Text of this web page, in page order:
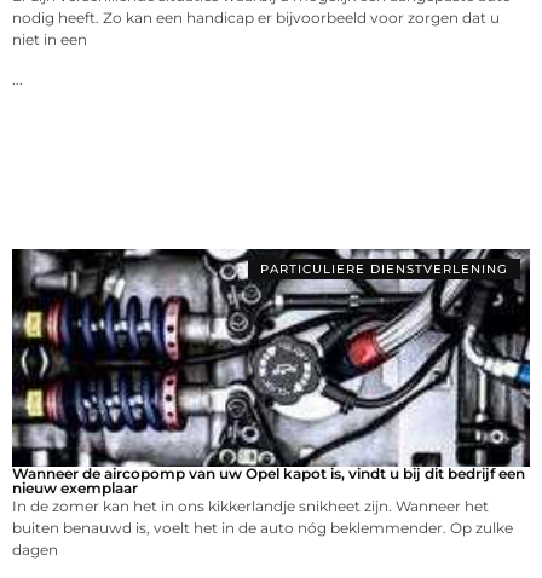
nodig heeft. Zo kan een handicap er bijvoorbeeld voor zorgen dat u
niet in een
PARTICULIERE DIENSTVERLENING
Wanneer de aircopomp van uw Opel kapot is, vindt u bij dit bedrijf een
nieuw exemplaar
In de zomer kan het in ons kikkerlandje snikheet zijn. Wanneer het
buiten benauwd is, voelt het in de auto nóg beklemmender. Op zulke
dagen